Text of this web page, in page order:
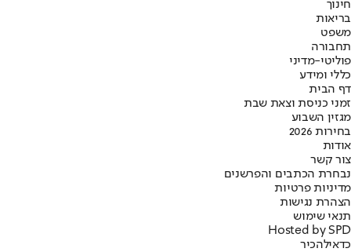
חינוך
בריאות
משפט
תחבורה
פוליטי-מדיני
כללי ומידע
דף הבית
זמני כניסת וצאת שבת
מגזין השבוע
בחירות 2026
אודות
צור קשר
נבחרת הכתבים והפרשנים
מדיניות פרטיות
הצהרת נגישות
תנאי שימוש
Hosted by SPD
כדאילהכיר